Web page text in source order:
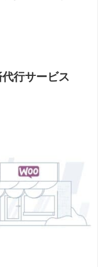
行サービス